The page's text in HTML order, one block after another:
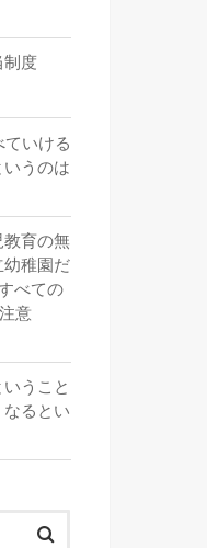
制度
いける
うのは
教育の無
幼稚園だ
べての
意
うこと
るとい